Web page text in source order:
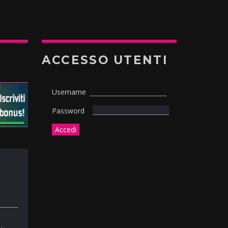
ACCESSO UTENTI
Username
Password